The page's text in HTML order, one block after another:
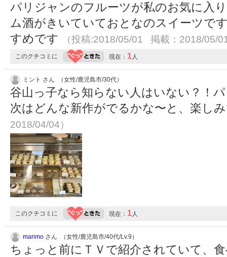
パリジャンのフルーツが私のお気に入
ム酒がきいていておとなのスイーツで
すめです
（投稿:2018/05/01 掲載：2018/05/
このクチコミに 現在： 1人
ミント さん （女性/鹿児島市/30代）
谷山っ子なら知らない人はいない？！
次はどんな新作がでるかな〜と、楽し
2018/04/04）
このクチコミに 現在： 1人
marimo さん （女性/鹿児島市/40代/Lv.9）
ちょっと前にＴＶで紹介されていて、